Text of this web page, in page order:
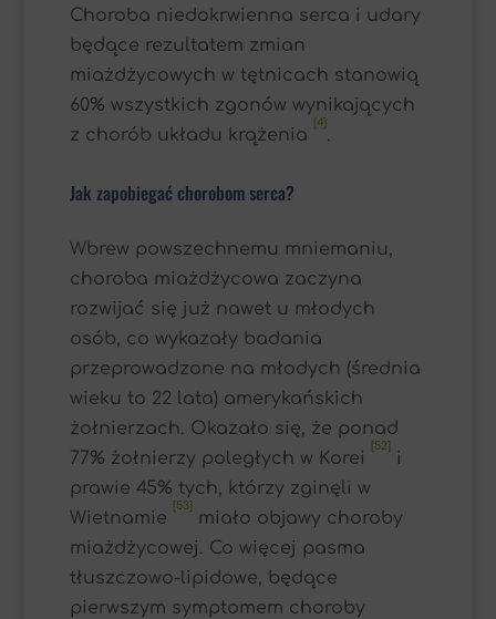
Choroba niedokrwienna serca i udary
będące rezultatem zmian
miażdżycowych w tętnicach stanowią
60% wszystkich zgonów wynikających
z chorób układu krążenia
[4]
.
Jak zapobiegać chorobom serca?
Wbrew powszechnemu mniemaniu,
choroba miażdżycowa zaczyna
rozwijać się już nawet u młodych
osób, co wykazały badania
przeprowadzone na młodych (średnia
wieku to 22 lata) amerykańskich
żołnierzach. Okazało się, że ponad
77% żołnierzy poległych w Korei
[52]
i
prawie 45% tych, którzy zginęli w
Wietnamie
[53]
miało objawy choroby
miażdżycowej. Co więcej pasma
tłuszczowo-lipidowe, będące
pierwszym symptomem choroby